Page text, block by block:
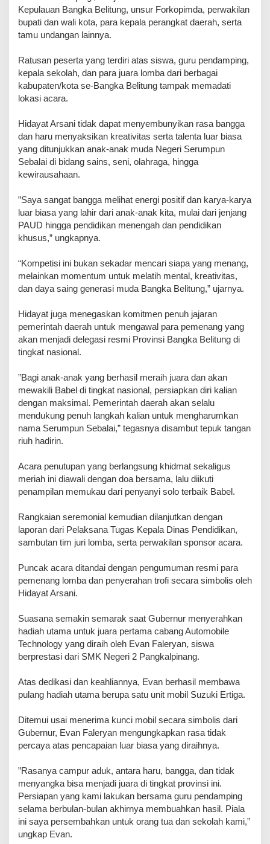
Kepulauan Bangka Belitung, unsur Forkopimda, perwakilan
bupati dan wali kota, para kepala perangkat daerah, serta
tamu undangan lainnya.
Ratusan peserta yang terdiri atas siswa, guru pendamping,
kepala sekolah, dan para juara lomba dari berbagai
kabupaten/kota se-Bangka Belitung tampak memadati
lokasi acara.
Hidayat Arsani tidak dapat menyembunyikan rasa bangga
dan haru menyaksikan kreativitas serta talenta luar biasa
yang ditunjukkan anak-anak muda Negeri Serumpun
Sebalai di bidang sains, seni, olahraga, hingga
kewirausahaan.
​”Saya sangat bangga melihat energi positif dan karya-karya
luar biasa yang lahir dari anak-anak kita, mulai dari jenjang
PAUD hingga pendidikan menengah dan pendidikan
khusus,” ungkapnya.
“Kompetisi ini bukan sekadar mencari siapa yang menang,
melainkan momentum untuk melatih mental, kreativitas,
dan daya saing generasi muda Bangka Belitung,” ujarnya.
​Hidayat juga menegaskan komitmen penuh jajaran
pemerintah daerah untuk mengawal para pemenang yang
akan menjadi delegasi resmi Provinsi Bangka Belitung di
tingkat nasional.
​”Bagi anak-anak yang berhasil meraih juara dan akan
mewakili Babel di tingkat nasional, persiapkan diri kalian
dengan maksimal. Pemerintah daerah akan selalu
mendukung penuh langkah kalian untuk mengharumkan
nama Serumpun Sebalai,” tegasnya disambut tepuk tangan
riuh hadirin.
​Acara penutupan yang berlangsung khidmat sekaligus
meriah ini diawali dengan doa bersama, lalu diikuti
penampilan memukau dari penyanyi solo terbaik Babel.
Rangkaian seremonial kemudian dilanjutkan dengan
laporan dari Pelaksana Tugas Kepala Dinas Pendidikan,
sambutan tim juri lomba, serta perwakilan sponsor acara.
​Puncak acara ditandai dengan pengumuman resmi para
pemenang lomba dan penyerahan trofi secara simbolis oleh
Hidayat Arsani.
Suasana semakin semarak saat Gubernur menyerahkan
hadiah utama untuk juara pertama cabang Automobile
Technology yang diraih oleh Evan Faleryan, siswa
berprestasi dari SMK Negeri 2 Pangkalpinang.
Atas dedikasi dan keahliannya, Evan berhasil membawa
pulang hadiah utama berupa satu unit mobil Suzuki Ertiga.
​Ditemui usai menerima kunci mobil secara simbolis dari
Gubernur, Evan Faleryan mengungkapkan rasa tidak
percaya atas pencapaian luar biasa yang diraihnya.
​”Rasanya campur aduk, antara haru, bangga, dan tidak
menyangka bisa menjadi juara di tingkat provinsi ini.
Persiapan yang kami lakukan bersama guru pendamping
selama berbulan-bulan akhirnya membuahkan hasil. Piala
ini saya persembahkan untuk orang tua dan sekolah kami,”
ungkap Evan.